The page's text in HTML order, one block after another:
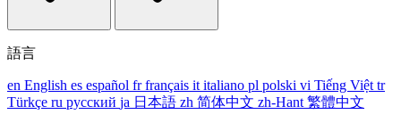
語言
en English es español fr français it italiano pl polski vi Tiếng Việt tr
Türkçe ru русский ja 日本語 zh 简体中文 zh-Hant 繁體中文